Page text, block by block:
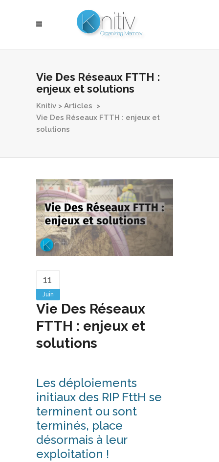
Vie Des Réseaux FTTH :
enjeux et solutions
Knitiv > Articles >
Vie Des Réseaux FTTH : enjeux et
solutions
11
Juin
Vie Des Réseaux
FTTH : enjeux et
solutions
Les déploiements
initiaux des RIP FttH se
terminent ou sont
terminés, place
désormais à leur
exploitation !